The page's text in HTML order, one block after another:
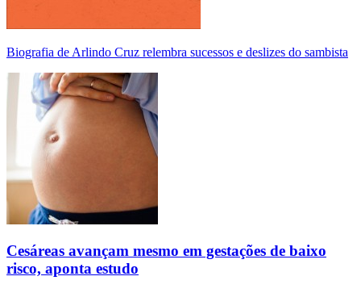
Biografia de Arlindo Cruz relembra sucessos e deslizes do sambista
Cesáreas avançam mesmo em gestações de baixo
risco, aponta estudo